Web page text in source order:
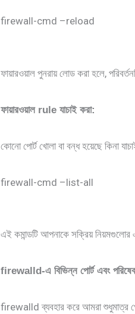
firewall-cmd –reload
ফায়ারওয়াল পুনরায় লোড করা হলে,
ফায়ারওয়াল rule যাচাই করা:
কোনো পোর্ট খোলা বা বন্ধ হয়েছে কিনা
firewall-cmd –list-all
এই কমান্ডটি আপনাকে সক্রিয় নিয়মগুলোর
firewalld-এ বিভিন্ন পোর্ট এবং
firewalld ব্যবহার করে আমরা শুধুমাত্র